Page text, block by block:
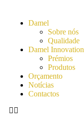
Damel
Sobre nós
Qualidade
Damel Innovation
Prémios
Produtos
Orçamento
Notícias
Contactos